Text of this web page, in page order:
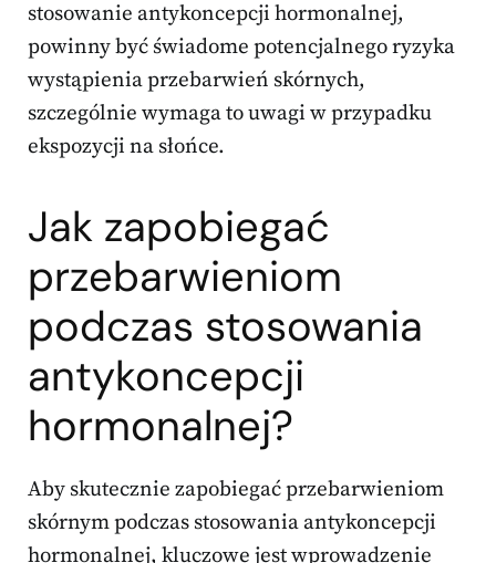
stosowanie antykoncepcji hormonalnej,
powinny być świadome potencjalnego ryzyka
wystąpienia przebarwień skórnych,
szczególnie wymaga to uwagi w przypadku
ekspozycji na słońce.
Jak zapobiegać
przebarwieniom
podczas stosowania
antykoncepcji
hormonalnej?
Aby skutecznie zapobiegać przebarwieniom
skórnym podczas stosowania antykoncepcji
hormonalnej, kluczowe jest wprowadzenie